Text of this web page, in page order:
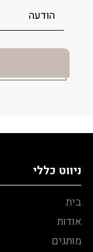
ניווט כללי
בית
אודות
מותגים